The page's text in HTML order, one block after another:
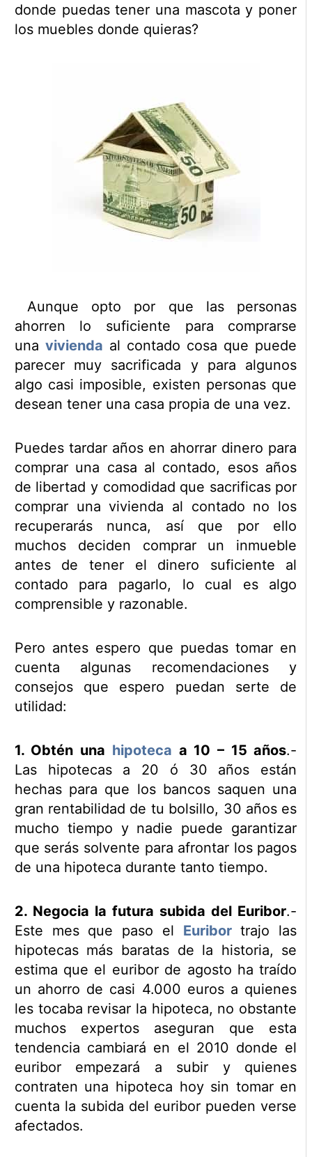
donde puedas tener una mascota y poner
los muebles donde quieras?
Aunque opto por que las personas
ahorren lo suficiente para comprarse
una vivienda al contado cosa que puede
parecer muy sacrificada y para algunos
algo casi imposible, existen personas que
desean tener una casa propia de una vez.
Puedes tardar años en ahorrar dinero para
comprar una casa al contado, esos años
de libertad y comodidad que sacrificas por
comprar una vivienda al contado no los
recuperarás nunca, así que por ello
muchos deciden comprar un inmueble
antes de tener el dinero suficiente al
contado para pagarlo, lo cual es algo
comprensible y razonable.
Pero antes espero que puedas tomar en
cuenta algunas recomendaciones y
consejos que espero puedan serte de
utilidad:
1. Obtén una hipoteca a 10 – 15 años.-
Las hipotecas a 20 ó 30 años están
hechas para que los bancos saquen una
gran rentabilidad de tu bolsillo, 30 años es
mucho tiempo y nadie puede garantizar
que serás solvente para afrontar los pagos
de una hipoteca durante tanto tiempo.
2. Negocia la futura subida del Euribor.-
Este mes que paso el Euribortrajo las
hipotecas más baratas de la historia, se
estima que el euribor de agosto ha traído
un ahorro de casi 4.000 euros a quienes
les tocaba revisar la hipoteca, no obstante
muchos expertos aseguran que esta
tendencia cambiará en el 2010 donde el
euribor empezará a subir y quienes
contraten una hipoteca hoy sin tomar en
cuenta la subida del euribor pueden verse
afectados.